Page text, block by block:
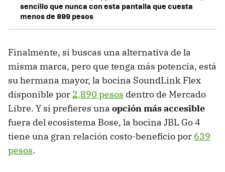
sencillo que nunca con esta pantalla que cuesta
menos de 899 pesos
Finalmente, si buscas una alternativa de la
misma marca, pero que tenga más potencia, está
su hermana mayor, la bocina SoundLink Flex
disponible por 2,890 pesos dentro de Mercado
Libre. Y si prefieres una opción más accesible
fuera del ecosistema Bose, la bocina JBL Go 4
tiene una gran relación costo-beneficio por 639
pesos.